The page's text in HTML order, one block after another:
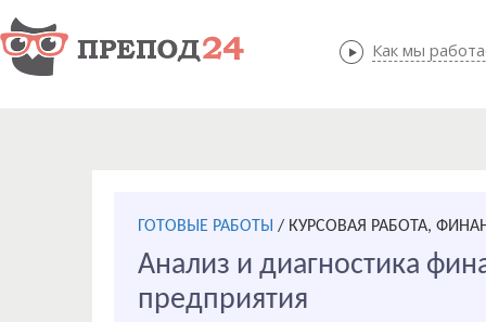
Как мы
Как мы
ГОТОВЫЕ РАБОТЫ / КУРСОВАЯ РАБОТА,
Анализ и диагностика
предприятия